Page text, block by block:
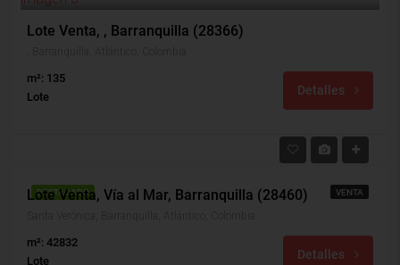
Lote Venta, , Barranquilla (28366)
m²: 135
Lote
Detalles
DESTACADO VENTA
Lote Venta, Vía al Mar, Barranquilla (28460)
m²: 42832
Lote
Detalles